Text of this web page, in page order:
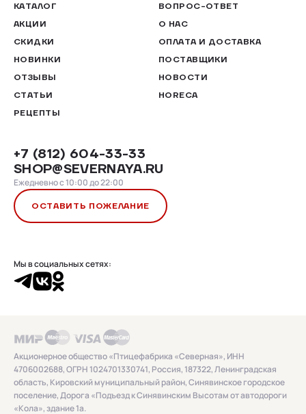
КАТАЛОГ
АКЦИИ
СКИДКИ
НОВИНКИ
ОТЗЫВЫ
СТАТЬИ
РЕЦЕПТЫ
ВОПРОС-ОТВЕТ
О НАС
ОПЛАТА И ДОСТАВКА
ПОСТАВЩИКИ
НОВОСТИ
HORECA
Мы в социальных сетях:
+7 (812) 604-33-33
SHOP@SEVERNAYA.RU
Ежедневно с 10:00 до 22:00
ОСТАВИТЬ ПОЖЕЛАНИЕ
Акционерное общество «Птицефабрика «Северная», ИНН
4706002688, ОГРН 1024701330741, Россия, 187322, Ленинградская
область, Кировский муниципальный район, Синявинское городское
поселение, Дорога «Подъезд к Синявинским Высотам от автодороги
«Кола», здание 1а.